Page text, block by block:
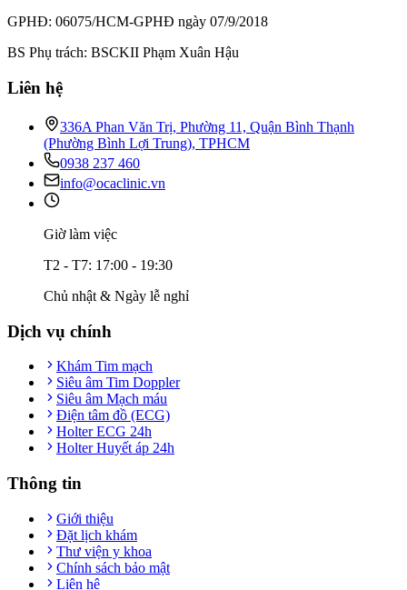
GPHĐ: 06075/HCM-GPHĐ ngày 07/9/2018
BS Phụ trách: BSCKII Phạm Xuân Hậu
Liên hệ
336A Phan Văn Trị, Phường 11, Quận Bình Thạnh
(Phường Bình Lợi Trung), TPHCM
0938 237 460
info@ocaclinic.vn
Giờ làm việc
T2 - T7: 17:00 - 19:30
Chủ nhật & Ngày lễ nghỉ
Dịch vụ chính
Khám Tim mạch
Siêu âm Tim Doppler
Siêu âm Mạch máu
Điện tâm đồ (ECG)
Holter ECG 24h
Holter Huyết áp 24h
Thông tin
Giới thiệu
Đặt lịch khám
Thư viện y khoa
Chính sách bảo mật
Liên hệ